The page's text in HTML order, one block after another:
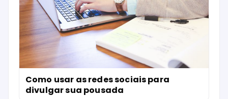
Como usar as redes sociais para
divulgar sua pousada